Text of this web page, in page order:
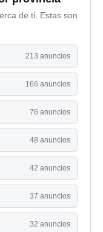
de ti. Estas son
213 anuncios
166 anuncios
76 anuncios
48 anuncios
42 anuncios
37 anuncios
32 anuncios